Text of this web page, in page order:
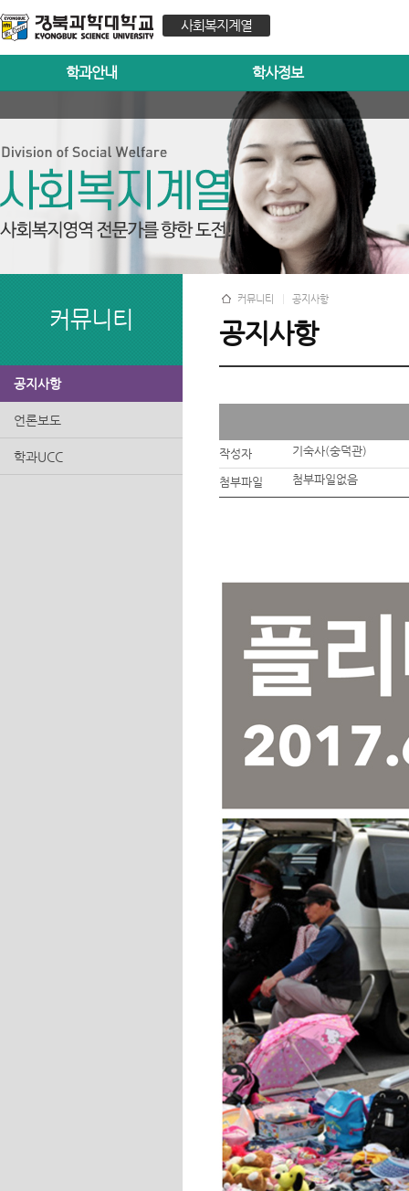
사회복지계열
학과안내 학사정보
커뮤니티
공지사항
언론보도
학과UCC
커뮤니티 공지사항
공지사항
작성자 기숙사(숭덕관)
첨부파일 첨부파일없음